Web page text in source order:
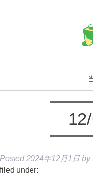
Posted 2024年12月1日 by
filed under: